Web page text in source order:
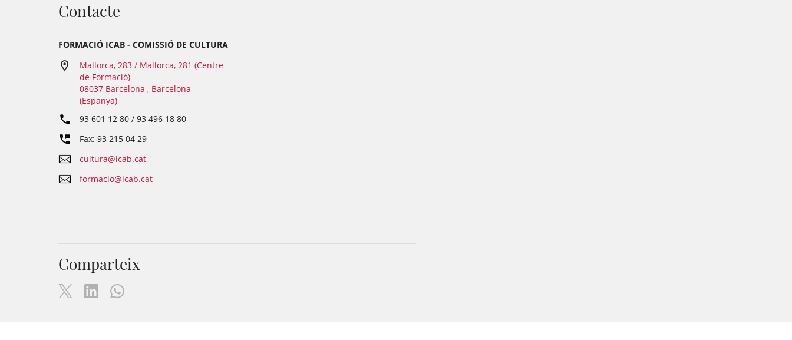
Contacte
FORMACIÓ ICAB - COMISSIÓ DE CULTURA
Mallorca, 283 / Mallorca, 281 (Centre
de Formació)
08037 Barcelona , Barcelona
(Espanya)
93 601 12 80 / 93 496 18 80
Fax: 93 215 04 29
cultura@icab.cat
formacio@icab.cat
Comparteix